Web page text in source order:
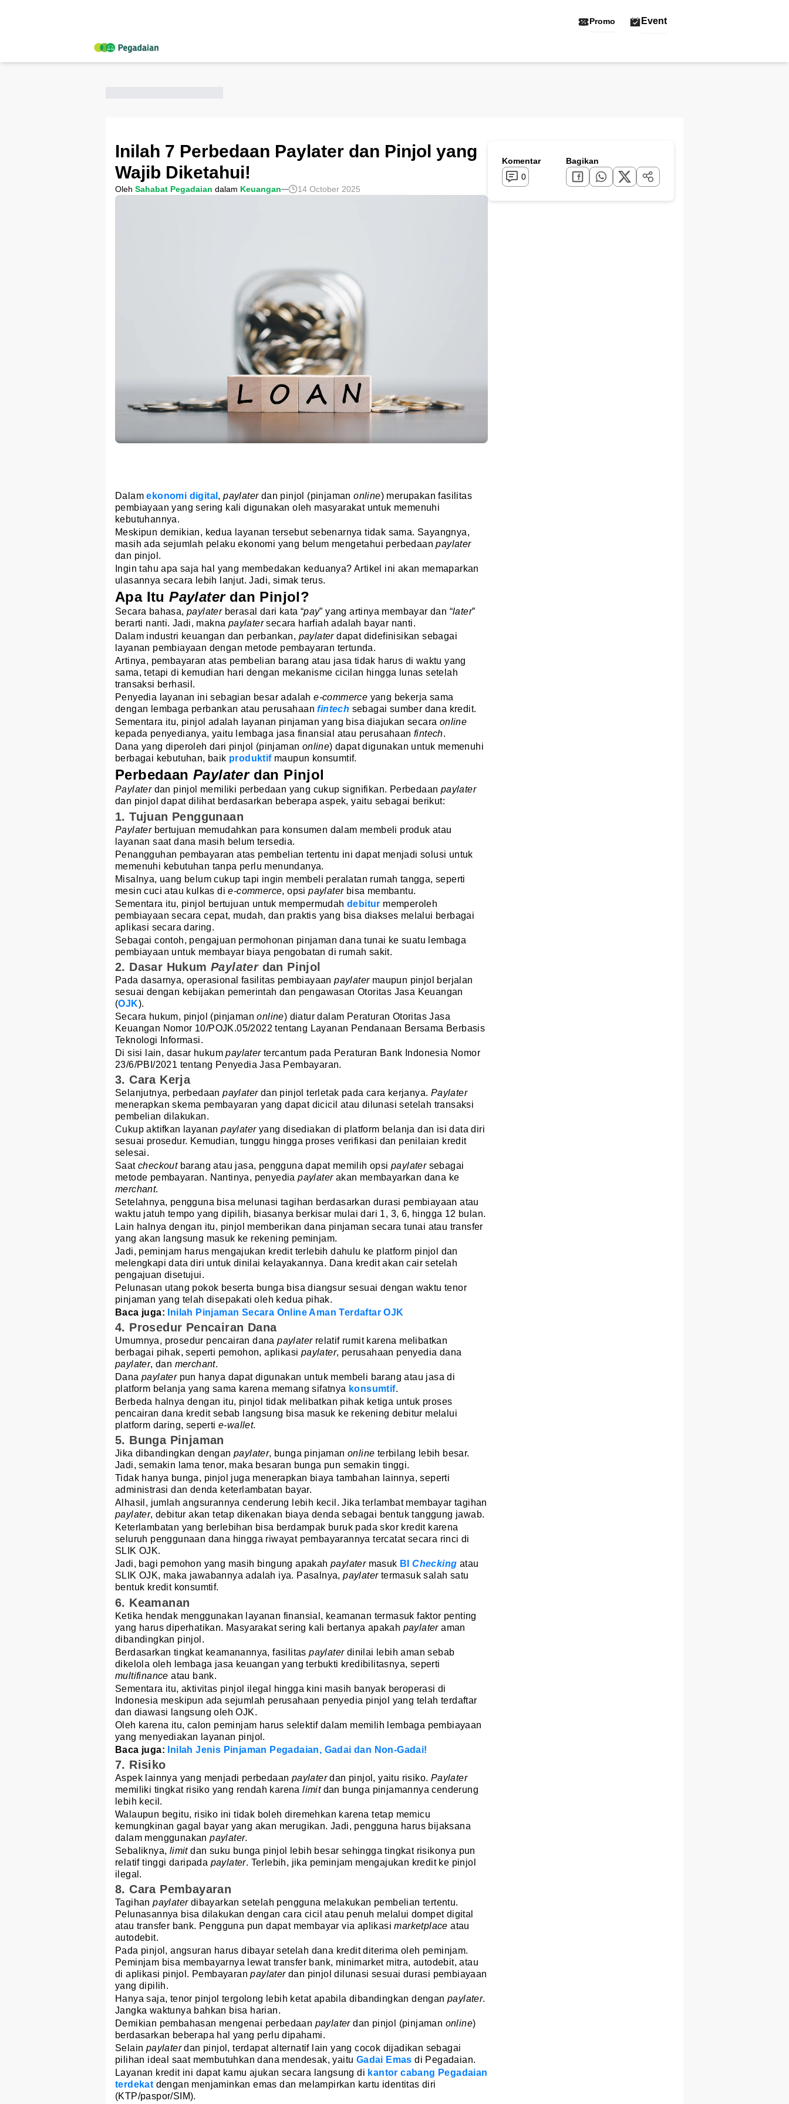
Promo Event
Inilah 7 Perbedaan Paylater dan Pinjol yang
Wajib Diketahui!
Oleh Sahabat Pegadaian dalam Keuangan 14 October 2025
Dalamekonomi digital ,paylaterdan pinjol (pinjamanonline) merupakan fasilitas
pembiayaan yang sering kali digunakan oleh masyarakat untuk memenuhi
kebutuhannya.
Meskipun demikian, kedua layanan tersebut sebenarnya tidak sama. Sayangnya,
masih ada sejumlah pelaku ekonomi yang belum mengetahui perbedaanpaylater
dan pinjol.
Ingin tahu apa saja hal yang membedakan keduanya? Artikel ini akan memaparkan
ulasannya secara lebih lanjut. Jadi, simak terus.
Apa ItuPaylaterdan Pinjol?
Secara bahasa, paylater berasal dari kata “pay” yang artinya membayar dan “later”
berarti nanti. Jadi, makna paylatersecara harfiah adalah bayar nanti.
Dalam industri keuangan dan perbankan, paylaterdapat didefinisikan sebagai
layanan pembiayaan dengan metode pembayaran tertunda.
Artinya, pembayaran atas pembelian barang atau jasa tidak harus di waktu yang
sama, tetapi di kemudian hari dengan mekanisme cicilan hingga lunas setelah
transaksi berhasil.
Penyedia layanan ini sebagian besar adalahe-commerce yang bekerja sama
dengan lembaga perbankan atau perusahaanfintech sebagai sumber dana kredit.
Sementara itu, pinjol adalah layanan pinjaman yang bisa diajukan secara online
kepada penyedianya, yaitu lembaga jasa finansial atau perusahaan fintech.
Dana yang diperoleh dari pinjol (pinjaman online) dapat digunakan untuk memenuhi
berbagai kebutuhan, baik produktifmaupun konsumtif.
Perbedaan Paylater dan Pinjol
Paylater dan pinjol memiliki perbedaan yang cukup signifikan. Perbedaan paylater
dan pinjol dapat dilihat berdasarkan beberapa aspek, yaitu sebagai berikut:
1. Tujuan Penggunaan
Paylater bertujuan memudahkan para konsumen dalam membeli produk atau
layanan saat dana masih belum tersedia.
Penangguhan pembayaran atas pembelian tertentu ini dapat menjadi solusi untuk
memenuhi kebutuhan tanpa perlu menundanya.
Misalnya, uang belum cukup tapi ingin membeli peralatan rumah tangga, seperti
mesin cuci atau kulkas di e-commerce, opsipaylaterbisa membantu.
Sementara itu, pinjol bertujuan untuk mempermudah debitur memperoleh
pembiayaan secara cepat, mudah, dan praktis yang bisa diakses melalui berbagai
aplikasi secara daring.
Sebagai contoh, pengajuan permohonan pinjaman dana tunai ke suatu lembaga
pembiayaan untuk membayar biaya pengobatan di rumah sakit.
2. Dasar Hukum Paylater dan Pinjol
Pada dasarnya, operasional fasilitas pembiayaanpaylater maupun pinjol berjalan
sesuai dengan kebijakan pemerintah dan pengawasan Otoritas Jasa Keuangan
(OJK).
Secara hukum, pinjol (pinjamanonline) diatur dalam Peraturan Otoritas Jasa
Keuangan Nomor 10/POJK.05/2022 tentang Layanan Pendanaan Bersama Berbasis
Teknologi Informasi.
Di sisi lain, dasar hukumpaylatertercantum pada Peraturan Bank Indonesia Nomor
23/6/PBI/2021 tentang Penyedia Jasa Pembayaran.
3. Cara Kerja
Selanjutnya, perbedaanpaylater dan pinjol terletak pada cara kerjanya. Paylater
menerapkan skema pembayaran yang dapat dicicil atau dilunasi setelah transaksi
pembelian dilakukan.
Cukup aktifkan layananpaylater yang disediakan di platform belanja dan isi data diri
sesuai prosedur. Kemudian, tunggu hingga proses verifikasi dan penilaian kredit
selesai.
Saat checkoutbarang atau jasa, pengguna dapat memilih opsipaylater sebagai
metode pembayaran. Nantinya, penyediapaylater akan membayarkan dana ke
merchant.
Setelahnya, pengguna bisa melunasi tagihan berdasarkan durasi pembiayaan atau
waktu jatuh tempo yang dipilih, biasanya berkisar mulai dari 1, 3, 6, hingga 12 bulan.
Lain halnya dengan itu, pinjol memberikan dana pinjaman secara tunai atau transfer
yang akan langsung masuk ke rekening peminjam.
Jadi, peminjam harus mengajukan kredit terlebih dahulu ke platform pinjol dan
melengkapi data diri untuk dinilai kelayakannya. Dana kredit akan cair setelah
pengajuan disetujui.
Pelunasan utang pokok beserta bunga bisa diangsur sesuai dengan waktu tenor
pinjaman yang telah disepakati oleh kedua pihak.
Baca juga:
Inilah Pinjaman Secara Online Aman Terdaftar OJK
4. Prosedur Pencairan Dana
Umumnya, prosedur pencairan danapaylater relatif rumit karena melibatkan
berbagai pihak, seperti pemohon, aplikasi paylater, perusahaan penyedia dana
paylater, dan merchant.
Dana paylaterpun hanya dapat digunakan untuk membeli barang atau jasa di
platform belanja yang sama karena memang sifatnya konsumtif.
Berbeda halnya dengan itu, pinjol tidak melibatkan pihak ketiga untuk proses
pencairan dana kredit sebab langsung bisa masuk ke rekening debitur melalui
platform daring, seperti e-wallet.
5. Bunga Pinjaman
Jika dibandingkan dengan paylater, bunga pinjamanonline terbilang lebih besar.
Jadi, semakin lama tenor, maka besaran bunga pun semakin tinggi.
Tidak hanya bunga, pinjol juga menerapkan biaya tambahan lainnya, seperti
administrasi dan denda keterlambatan bayar.
Alhasil, jumlah angsurannya cenderung lebih kecil. Jika terlambat membayar tagihan
paylater, debitur akan tetap dikenakan biaya denda sebagai bentuk tanggung jawab.
Keterlambatan yang berlebihan bisa berdampak buruk pada skor kredit karena
seluruh penggunaan dana hingga riwayat pembayarannya tercatat secara rinci di
SLIK OJK.
Jadi, bagi pemohon yang masih bingung apakah paylater masuk BIChecking atau
SLIK OJK, maka jawabannya adalah iya. Pasalnya,paylater termasuk salah satu
bentuk kredit konsumtif.
6. Keamanan
Ketika hendak menggunakan layanan finansial, keamanan termasuk faktor penting
yang harus diperhatikan. Masyarakat sering kali bertanya apakah paylateraman
dibandingkan pinjol.
Berdasarkan tingkat keamanannya, fasilitaspaylater dinilai lebih aman sebab
dikelola oleh lembaga jasa keuangan yang terbukti kredibilitasnya, seperti
multifinanceatau bank.
Sementara itu, aktivitas pinjol ilegal hingga kini masih banyak beroperasi di
Indonesia meskipun ada sejumlah perusahaan penyedia pinjol yang telah terdaftar
dan diawasi langsung oleh OJK.
Oleh karena itu, calon peminjam harus selektif dalam memilih lembaga pembiayaan
yang menyediakan layanan pinjol.
Baca juga:
Inilah Jenis Pinjaman Pegadaian, Gadai dan Non-Gadai!
7. Risiko
Aspek lainnya yang menjadi perbedaan paylaterdan pinjol, yaitu risiko. Paylater
memiliki tingkat risiko yang rendah karenalimitdan bunga pinjamannya cenderung
lebih kecil.
Walaupun begitu, risiko ini tidak boleh diremehkan karena tetap memicu
kemungkinan gagal bayar yang akan merugikan. Jadi, pengguna harus bijaksana
dalam menggunakanpaylater.
Sebaliknya, limitdan suku bunga pinjol lebih besar sehingga tingkat risikonya pun
relatif tinggi daripada paylater. Terlebih, jika peminjam mengajukan kredit ke pinjol
ilegal.
8. Cara Pembayaran
Tagihanpaylaterdibayarkan setelah pengguna melakukan pembelian tertentu.
Pelunasannya bisa dilakukan dengan cara cicil atau penuh melalui dompet digital
atau transfer bank. Pengguna pun dapat membayar via aplikasimarketplaceatau
autodebit.
Pada pinjol, angsuran harus dibayar setelah dana kredit diterima oleh peminjam.
Peminjam bisa membayarnya lewat transfer bank, minimarket mitra, autodebit, atau
di aplikasi pinjol. Pembayaranpaylaterdan pinjol dilunasi sesuai durasi pembiayaan
yang dipilih.
Hanya saja, tenor pinjol tergolong lebih ketat apabila dibandingkan dengan paylater.
Jangka waktunya bahkan bisa harian.
Demikian pembahasan mengenai perbedaan paylaterdan pinjol (pinjaman online)
berdasarkan beberapa hal yang perlu dipahami.
Selain paylaterdan pinjol, terdapat alternatif lain yang cocok dijadikan sebagai
pilihan ideal saat membutuhkan dana mendesak, yaitu Gadai Emas di Pegadaian.
Layanan kredit ini dapat kamu ajukan secara langsung di kantor cabang Pegadaian
terdekat dengan menjaminkan emas dan melampirkan kartu identitas diri
(KTP/paspor/SIM).
Komentar
0
Bagikan